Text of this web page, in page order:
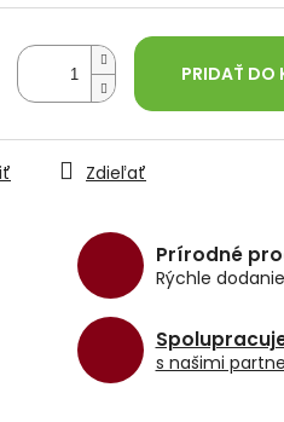
PRIDAŤ DO
Prírodné
Rýchle dodanie
s našimi
Zdieľať